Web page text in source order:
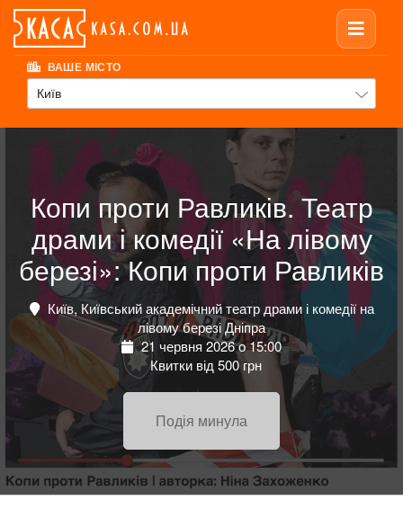
ВАШЕ МІСТО
Київ
Копи проти Равликів. Театр
драми і комедії «На лівому
березі»: Копи проти Равликів
Київ, Київський академічний театр драми і комедії на
лівому березі Дніпра
21 червня 2026 о 15:00
Квитки від 500 грн
Подія минула